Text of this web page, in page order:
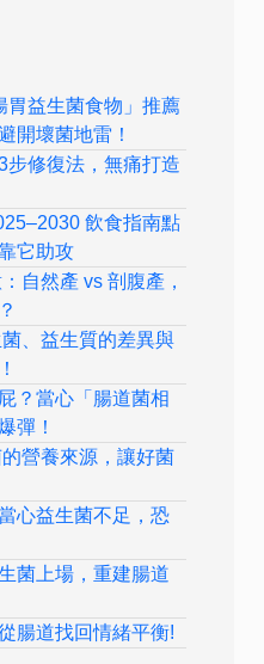
胃益生菌食物」推薦
開壞菌地雷！
步修復法，無痛打造
飲食指南點
它助攻
自然產 vs 剖腹產，
、益生質的差異與
？當心「腸道菌相
彈！
營養來源，讓好菌
心益生菌不足，恐
菌上場，重建腸道
腸道找回情緒平衡!